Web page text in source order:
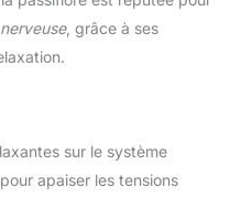
, grâce à ses
sur le système
apaiser les tensions